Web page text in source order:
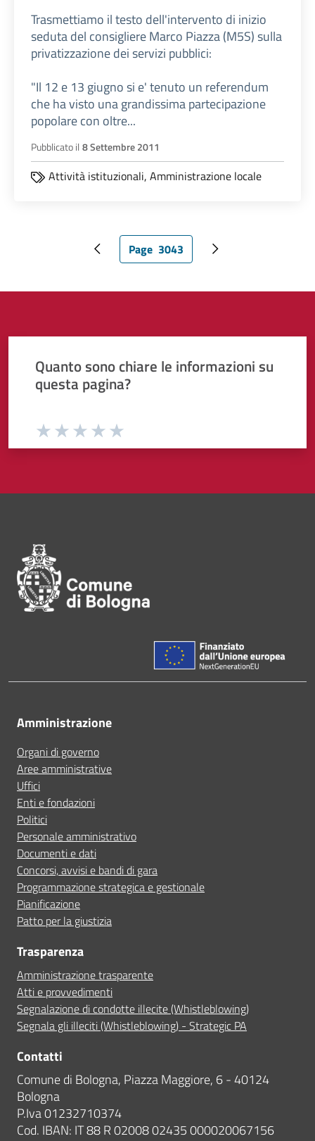
Trasmettiamo il testo dell'intervento di inizio
seduta del consigliere Marco Piazza (M5S) sulla
privatizzazione dei servizi pubblici:
"Il 12 e 13 giugno si e' tenuto un referendum
che ha visto una grandissima partecipazione
popolare con oltre...
Pubblicato il 8 Settembre 2011
Attività istituzionali, Amministrazione locale
Pagina precedentePagina attuale
Page 3043 Pagina successiva
Quanto sono chiare le informazioni su
questa pagina?
Valuta da 1 a 5 stelle la paginaValuta 4 stelle su 5
Valuta 3 stelle su 5
Valuta 2 stelle su 5
Valuta 1 stelle su 5
Amministrazione
Organi di governo
Aree amministrative
Uffici
Enti e fondazioni
Politici
Personale amministrativo
Documenti e dati
Concorsi, avvisi e bandi di gara
Programmazione strategica e gestionale
Pianificazione
Patto per la giustizia
Trasparenza
Amministrazione trasparente
Atti e provvedimenti
Segnalazione di condotte illecite (Whistleblowing)
Segnala gli illeciti (Whistleblowing) - Strategic PA
Contatti
Comune di Bologna, Piazza Maggiore, 6 - 40124
Bologna
P.Iva 01232710374
Cod. IBAN: IT 88 R 02008 02435 000020067156